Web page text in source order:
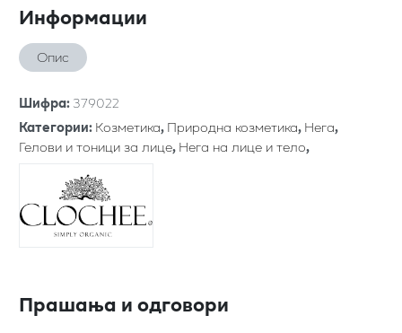
Информации
Опис
Шифра:379022
Категории:Козметика,Природна козметика,Нега,
Гелови и тоници за лице,Нега на лице и тело,
Прашања и одговори